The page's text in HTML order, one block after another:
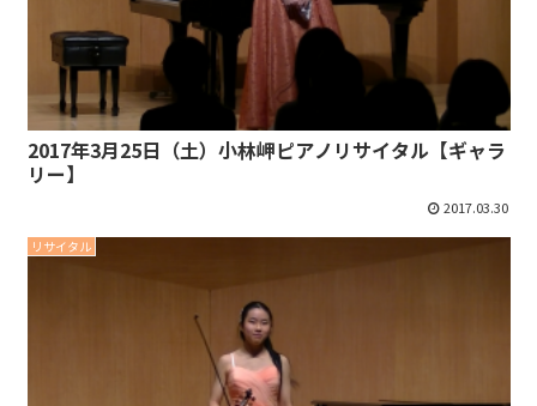
2017年3月25日（土）小林岬ピアノリサイタル【ギャラ
リー】
2017.03.30
リサイタル